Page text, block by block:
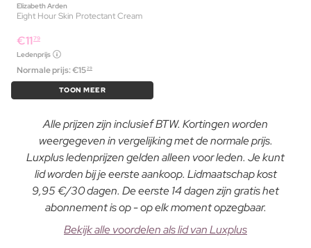
Elizabeth Arden
Eight Hour Skin Protectant Cream
€1179
Ledenprijs
Normale prijs:€1529
TOON MEER
Alle prijzen zijn inclusief BTW. Kortingen worden
weergegeven in vergelijking met de normale prijs.
Luxplus ledenprijzen gelden alleen voor leden. Je kunt
lid worden bij je eerste aankoop. Lidmaatschap kost
9,95 €/30 dagen. De eerste 14 dagen zijn gratis het
abonnement is op - op elk moment opzegbaar.
Bekijk alle voordelen als lid van Luxplus